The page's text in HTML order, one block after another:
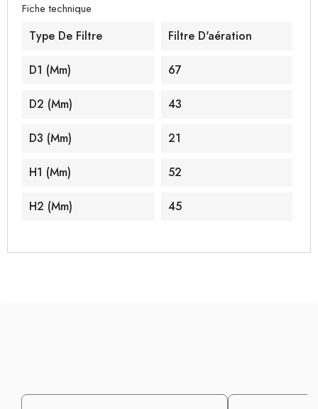
Fiche technique
Type De Filtre Filtre D'aération
D1 (mm) 67
D2 (mm) 43
D3 (mm) 21
H1 (mm) 52
H2 (mm) 45